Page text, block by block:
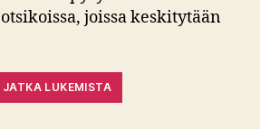
joissa keskitytään
JATKA LUKEMISTA